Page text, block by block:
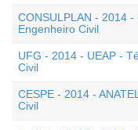
CONSULPLAN - 2014
Engenheiro Civil
UFG - 2014 - UEAP -
Civil
CESPE - 2014 -
Civil